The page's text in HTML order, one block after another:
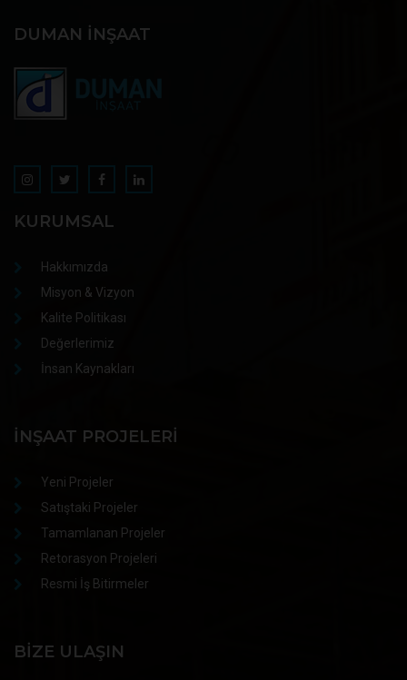
DUMAN İNŞAAT
KURUMSAL
Hakkımızda
Misyon & Vizyon
Kalite Politikası
Değerlerimiz
İnsan Kaynakları
İNŞAAT PROJELERI
Yeni Projeler
Satıştaki Projeler
Tamamlanan Projeler
Retorasyon Projeleri
Resmi İş Bitirmeler
BIZE ULAŞIN